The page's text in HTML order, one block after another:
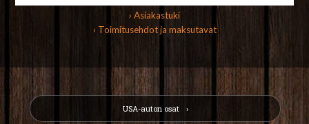
› Asiakastuki
› Toimitusehdot ja maksutavat
USA-auton osat